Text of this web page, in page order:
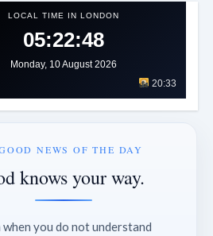
LOCAL TIME IN LONDON
05:22:50
Monday, 10 August 2026
20:33
NEWS OF THE DAY
knows your way.
when you do not understand